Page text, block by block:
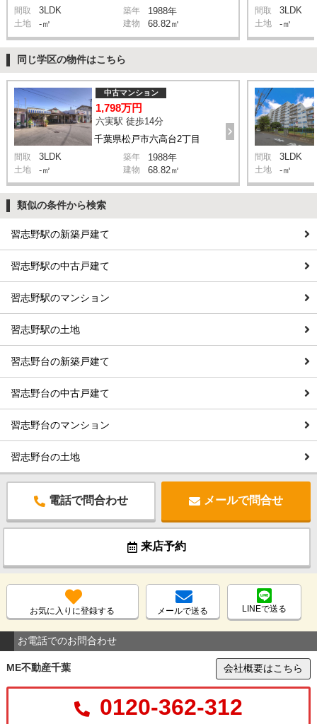
間取 3LDK 築年 1988年
土地 -㎡ 建物 68.82㎡
間取 3LDK
土地 -㎡
同じ学区の物件はこちら
千葉県松戸市六高台2丁目
中古マンション
1,798万円
六実駅 徒歩14分
間取 3LDK 築年 1988年
土地 -㎡ 建物 68.82㎡
間取 3LDK
土地 -㎡
類似の条件から検索
習志野駅の新築戸建て
習志野駅の中古戸建て
習志野駅のマンション
習志野駅の土地
習志野台の新築戸建て
習志野台の中古戸建て
習志野台のマンション
習志野台の土地
電話で問合わせ メールで問合せ
来店予約
お気に入りに登録する メールで送る LINEで送る
お電話でのお問合わせ
ME不動産千葉 会社概要はこちら
0120-362-312